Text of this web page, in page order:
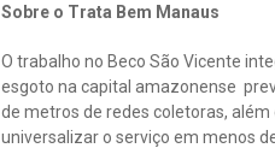
Sobre o Trata Bem Manaus
O trabalho no Beco São Vicente
esgoto na capital amazonense
de metros de redes coletoras,
universalizar o serviço em menos